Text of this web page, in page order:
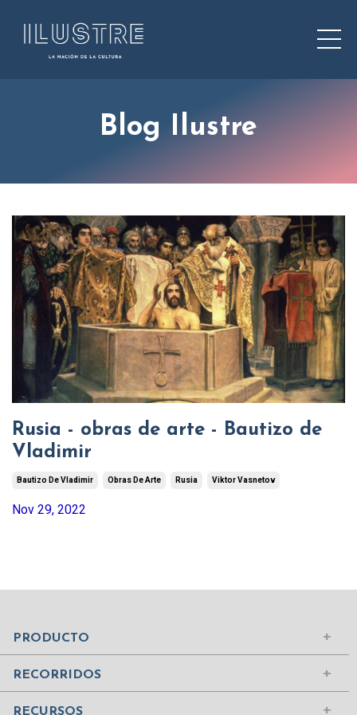
Blog Ilustre
Rusia - obras de arte - Bautizo de
Vladimir
Bautizo De Vladimir Obras De Arte Rusia Viktor Vasnetov
Nov 29, 2022
PRODUCTO
Iniciar sesión
Comprar suscripción
Contenidos
RECORRIDOS
Mundo Islámico
Civilizaciones de la Antigüedad
Ciudades del Mundo
Edad Media
RECURSOS
¿Quiénes somos?